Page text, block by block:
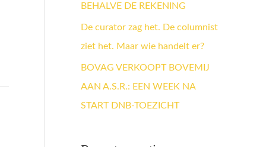
BEHALVE DE REKENING
De curator zag het. De columnist
ziet het. Maar wie handelt er?
BOVAG VERKOOPT BOVEMIJ
AAN A.S.R.: EEN WEEK NA
START DNB-TOEZICHT